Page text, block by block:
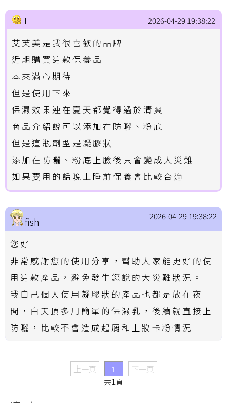
T 2026-04-29 19:38:22
艾芙美是我很喜歡的品牌
近期購買這款保養品
本來滿心期待
但是使用下來
保濕效果連在夏天都覺得過於清爽
商品介紹說可以添加在防曬、粉底
但是這瓶劑型是凝膠狀
添加在防曬、粉底上臉後只會變成大災難
如果要用的話晚上睡前保養會比較合適
fish 2026-04-29 19:38:22
您好
非常感謝您的使用分享，幫助大家能更好的使
用這款產品，避免發生您說的大災難狀況。
我自己個人使用凝膠狀的產品也都是放在夜
間，白天頂多用簡單的保濕乳，後續就直接上
防曬，比較不會造成起屑和上妝卡粉情況
上一頁 1
下一頁
共1頁